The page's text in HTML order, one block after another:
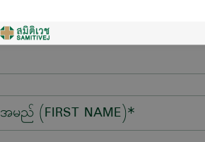
အမည် (FIRST NAME)*